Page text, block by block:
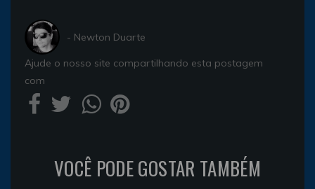
- Newton Duarte
Ajude o nosso site compartilhando esta postagem
com
VOCÊ PODE GOSTAR TAMBÉM